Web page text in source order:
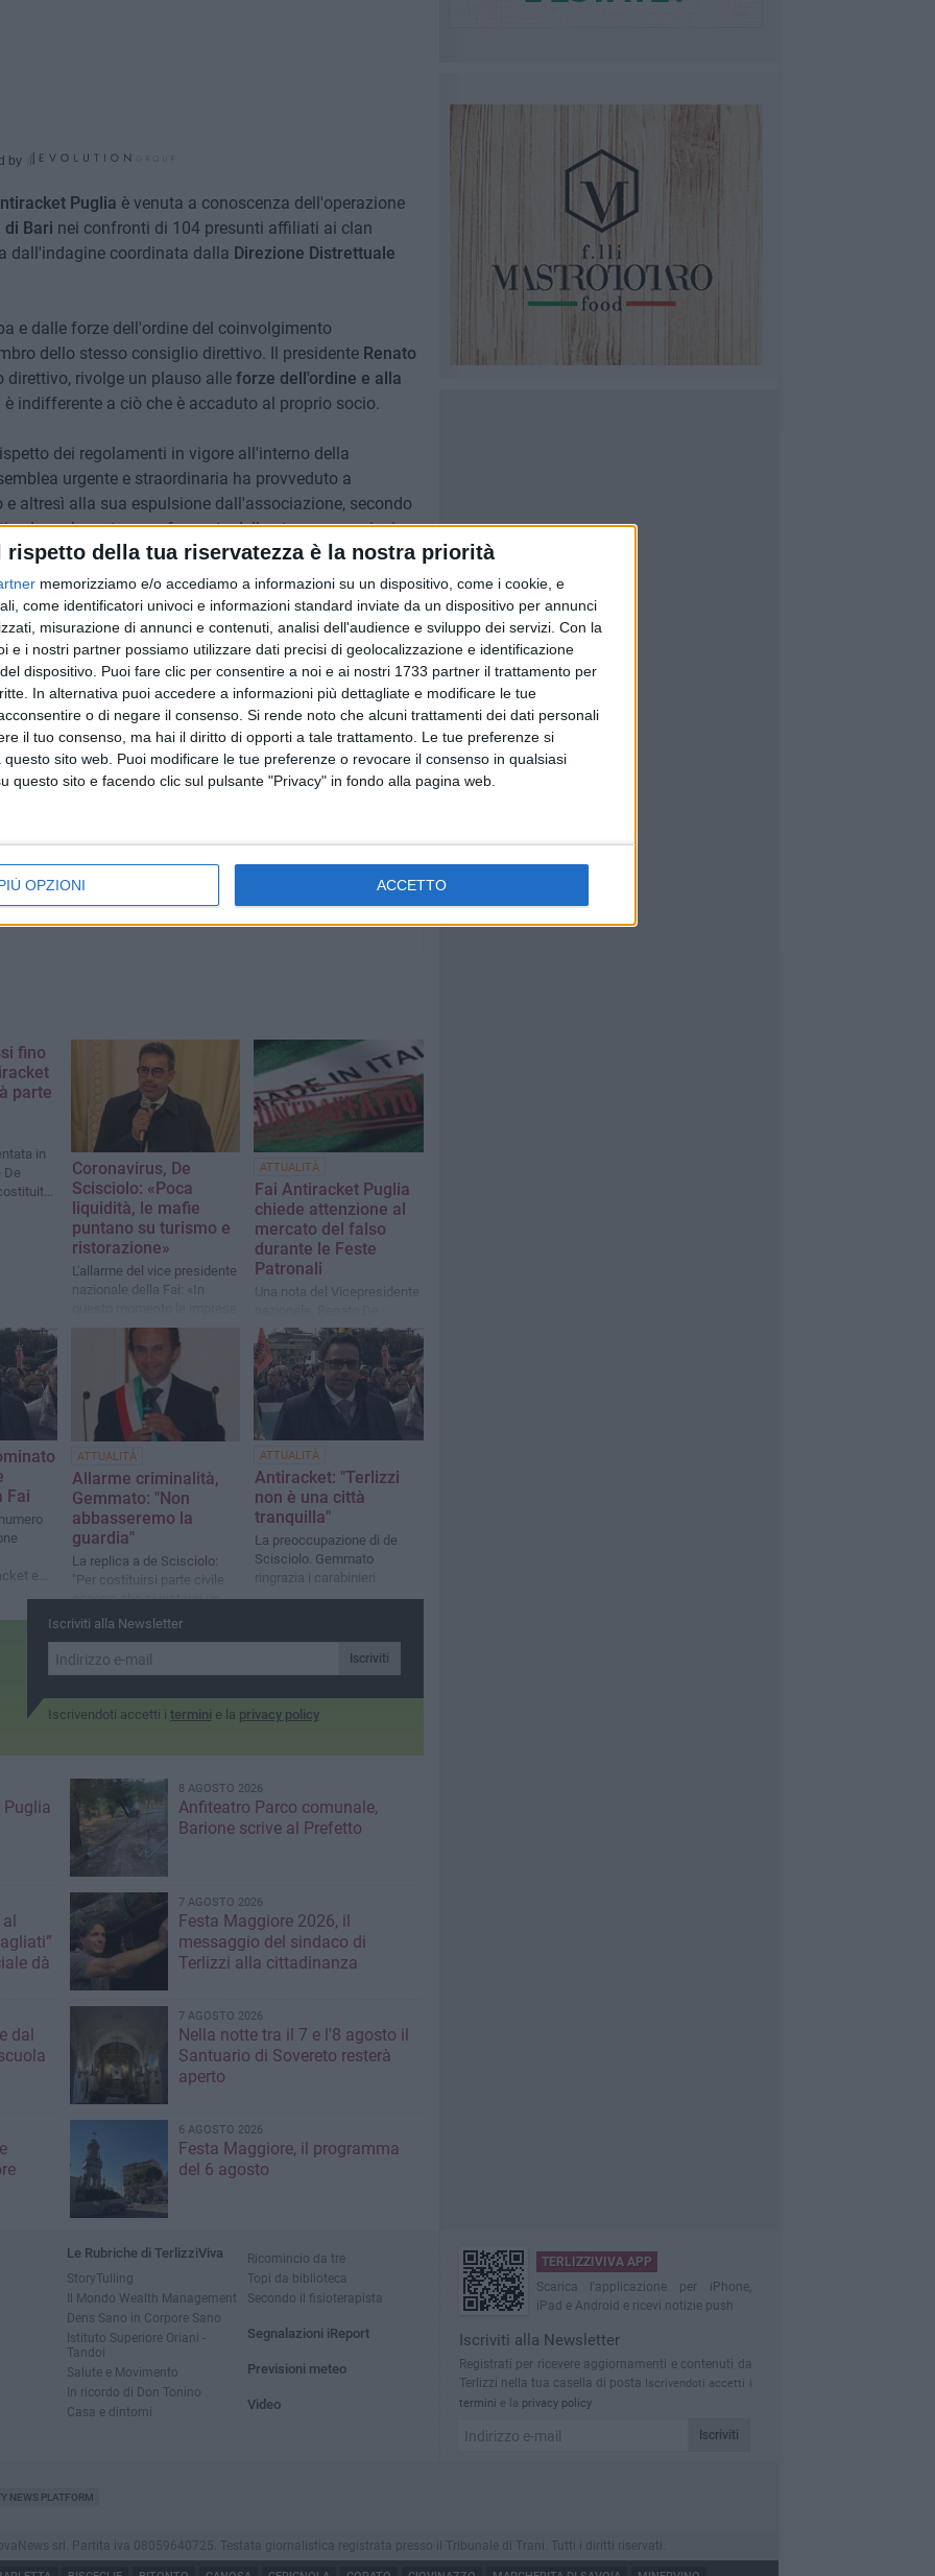
rispetto della tua riservatezza è la nostra priorità
memorizziamo e/o accediamo a informazioni su un dispositivo, come i cookie, e
come identificatori univoci e informazioni standard inviate da un dispositivo per annunci
misurazione di annunci e contenuti, analisi dell'audience e sviluppo dei servizi. Con la
e i nostri partner possiamo utilizzare dati precisi di geolocalizzazione e identificazione
dispositivo. Puoi fare clic per consentire a noi e ai nostri 1733 partner il trattamento per
In alternativa puoi accedere a informazioni più dettagliate e modificare le tue
o di negare il consenso. Si rende noto che alcuni trattamenti dei dati personali
il tuo consenso, ma hai il diritto di opporti a tale trattamento. Le tue preferenze si
sito web. Puoi modificare le tue preferenze o revocare il consenso in qualsiasi
questo sito e facendo clic sul pulsante "Privacy" in fondo alla pagina web.
OPZIONI ACCETTO
by
Puglia è venuta a conoscenza dell'operazione
di Bari nei confronti di 104 presunti affiliati ai clan
dall'indagine coordinata dalla Direzione Distrettuale
e dalle forze dell'ordine del coinvolgimento
dello stesso consiglio direttivo. Il presidente Renato
rivolge un plauso alleforze dell'ordine e alla
indifferente a ciò che è accaduto al proprio socio.
dei regolamenti in vigore all'interno della
urgente e straordinaria ha provveduto a
altresì alla sua espulsione dall'associazione, secondo
coloro che entrano a far parte della stessa associazione
si faccia chiarezza sulla vicenda»conferma de
le motivazioni alla base dell'arresto e si
getti macchia sull'associazione e il proprio operato.
ASSOCIAZIONI ANTIRACKET E ANTIUSURA
di
8 AGOSTO 2026
Vincenzo Di Palo è il nuovo
priore della Confraternita di
fino
parte
in
De
Coronavirus, De
Scisciolo: «Poca
liquidità, le mafie
puntano su turismo e
ristorazione»
L'allarme del vice presidente
nazionale della Fai: «In
sono le più esposte al
rischio usura»
ATTUALITÀ
Fai Antiracket Puglia
chiede attenzione al
mercato del falso
durante le Feste
Patronali
Una nota del Vicepresidente
Scisciolo
Fai
e
ATTUALITÀ
Allarme criminalità,
Gemmato: "Non
abbasseremo la
guardia"
La replica a de Scisciolo:
"Per costituirsi parte civile
occorre che si instauri un
processo, che ancora non
ATTUALITÀ
Antiracket: "Terlizzi
non è una città
tranquilla"
La preoccupazione di de
Scisciolo. Gemmato
ringrazia i carabinieri
Iscriviti alla Newsletter
Iscriviti
Iscrivendoti accetti i termini e la privacy policy
Puglia
8 AGOSTO 2026
Anfiteatro Parco comunale,
Barione scrive al Prefetto
dà
7 AGOSTO 2026
Festa Maggiore 2026, il
messaggio del sindaco di
Terlizzi alla cittadinanza
dal
7 AGOSTO 2026
Nella notte tra il 7 e l'8 agosto il
Santuario di Sovereto resterà
aperto
6 AGOSTO 2026
Festa Maggiore, il programma
del 6 agosto
Le Rubriche di TerlizziViva
StoryTulling
Il Mondo Wealth Management
Dens Sano in Corpore Sano
Istituto Superiore Oriani -
Tandoi
Salute e Movimento
In ricordo di Don Tonino
Casa e dintorni
Ricomincio da tre
Topi da biblioteca
Secondo il fisioterapista
Segnalazioni iReport
Previsioni meteo
Video
TERLIZZIVIVA APP
Scarica l'applicazione per iPhone,
iPad e Android e ricevi notizie push
Iscriviti alla Newsletter
Registrati per ricevere aggiornamenti e contenuti da
Terlizzi nella tua casella di posta Iscrivendoti accetti i
termini e la privacy policy
Iscriviti
NEWS PLATFORM
srl. Partita iva 08059640725. Testata giornalistica registrata presso il Tribunale di Trani. Tutti i diritti riservati.